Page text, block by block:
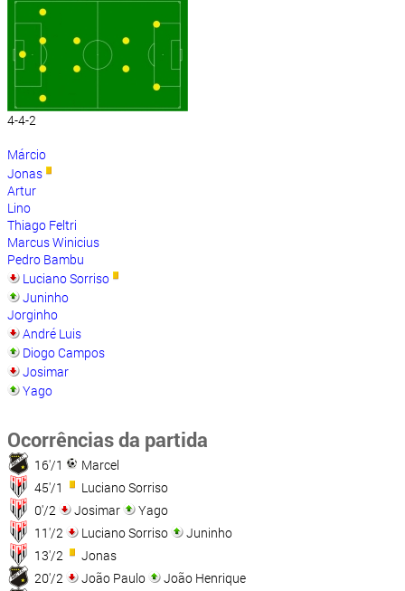
4-4-2
Márcio
Jonas
Artur
Lino
Thiago Feltri
Marcus Winicius
Pedro Bambu
Luciano Sorriso
Juninho
Jorginho
André Luis
Diogo Campos
Josimar
Yago
Ocorrências da partida
16'/1
Marcel
45'/1
Luciano Sorriso
0'/2
Josimar
Yago
11'/2
Luciano Sorriso
Juninho
13'/2
Jonas
20'/2
João Paulo
João Henrique